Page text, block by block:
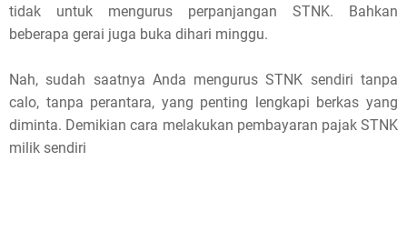
tidak untuk mengurus perpanjangan STNK. Bahkan
beberapa gerai juga buka dihari minggu.
Nah, sudah saatnya Anda mengurus STNK sendiri tanpa
calo, tanpa perantara, yang penting lengkapi berkas yang
diminta. Demikian cara melakukan pembayaran pajak STNK
milik sendiri